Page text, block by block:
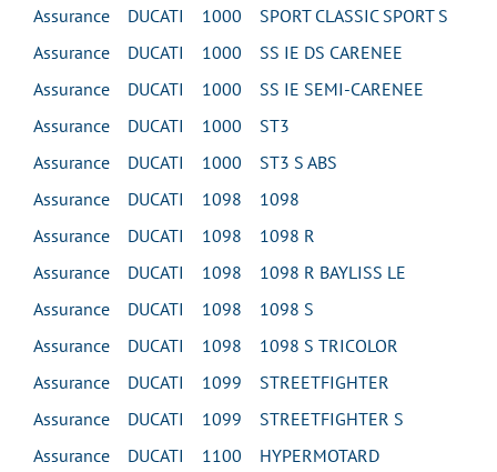
Assurance DUCATI 1000 SPORT CLASSIC SPORT S
Assurance DUCATI 1000 SS IE DS CARENEE
Assurance DUCATI 1000 SS IE SEMI-CARENEE
Assurance DUCATI 1000 ST3
Assurance DUCATI 1000 ST3 S ABS
Assurance DUCATI 1098 1098
Assurance DUCATI 1098 1098 R
Assurance DUCATI 1098 1098 R BAYLISS LE
Assurance DUCATI 1098 1098 S
Assurance DUCATI 1098 1098 S TRICOLOR
Assurance DUCATI 1099 STREETFIGHTER
Assurance DUCATI 1099 STREETFIGHTER S
Assurance DUCATI 1100 HYPERMOTARD